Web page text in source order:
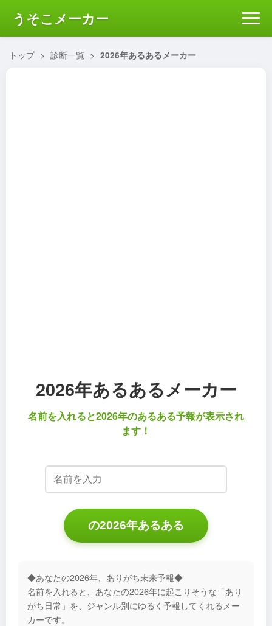
うそこメーカー
トップ > 診断一覧 > 2026年あるあるメーカー
2026年あるあるメーカー
名前を入れると2026年のあるある予報が表示され
ます！
の2026年あるある
◆あなたの2026年、ありがち未来予報◆
名前を入れると、あなたの2026年に起こりそうな「あり
がち日常」を、ジャンル別にゆるく予報してくれるメー
カーです。